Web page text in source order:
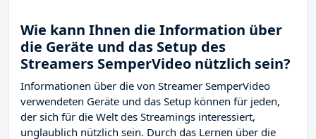
Wie kann Ihnen die Information über
die Geräte und das Setup des
Streamers SemperVideo nützlich sein?
Informationen über die von Streamer SemperVideo
verwendeten Geräte und das Setup können für jeden,
der sich für die Welt des Streamings interessiert,
unglaublich nützlich sein. Durch das Lernen über die